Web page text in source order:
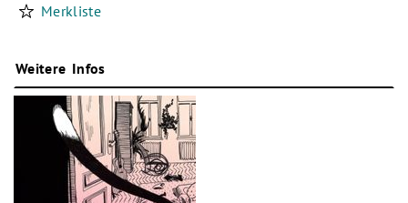
Merkliste
Weitere Infos